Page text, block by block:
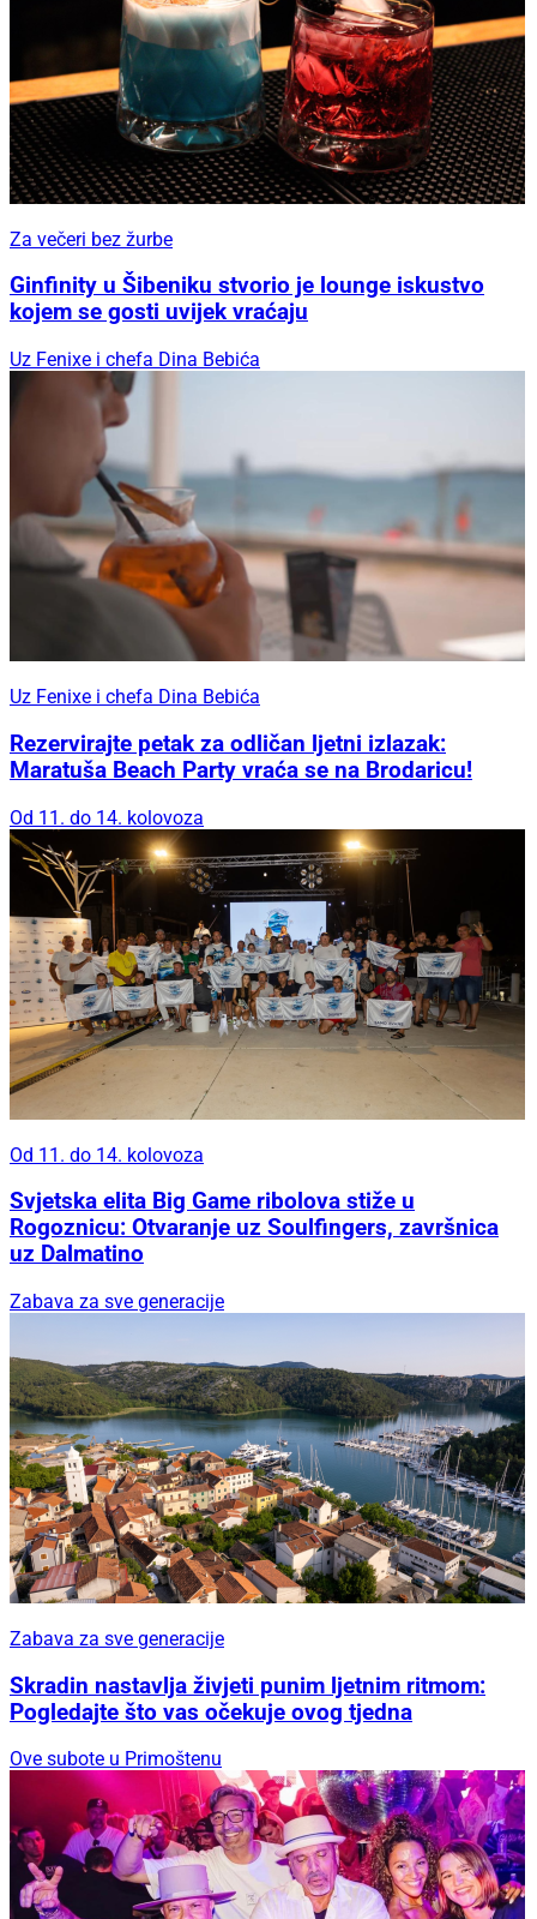
Za večeri bez žurbe
Ginfinity u Šibeniku stvorio je lounge iskustvo
kojem se gosti uvijek vraćaju
Uz Fenixe i chefa Dina Bebića
Uz Fenixe i chefa Dina Bebića
Rezervirajte petak za odličan ljetni izlazak:
Maratuša Beach Party vraća se na Brodaricu!
Od 11. do 14. kolovoza
Od 11. do 14. kolovoza
Svjetska elita Big Game ribolova stiže u
Rogoznicu: Otvaranje uz Soulfingers, završnica
uz Dalmatino
Zabava za sve generacije
Zabava za sve generacije
Skradin nastavlja živjeti punim ljetnim ritmom:
Pogledajte što vas očekuje ovog tjedna
Ove subote u Primoštenu